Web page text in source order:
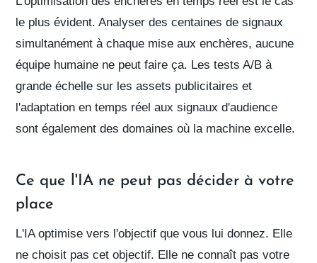
le plus évident. Analyser des centaines de signaux
simultanément à chaque mise aux enchères, aucune
équipe humaine ne peut faire ça. Lestests A/B à
grande échelle sur les assets publicitaires et
l'adaptation en temps réel aux signaux d'audience
sont également des domaines où la machine excelle.
Ce que l'IA ne peut pas décider à votre
place
L'IA optimise vers l'objectif que vous lui donnez. Elle
ne choisit pas cet objectif. Elle ne connaît pas votre